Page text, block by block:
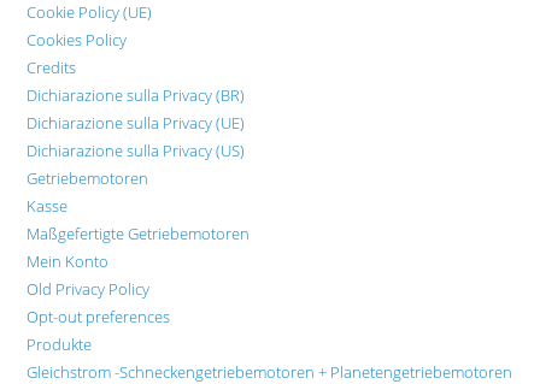
Cookie Policy (UE)
Cookies Policy
Credits
Dichiarazione sulla Privacy (BR)
Dichiarazione sulla Privacy (UE)
Dichiarazione sulla Privacy (US)
Getriebemotoren
Kasse
Maßgefertigte Getriebemotoren
Mein Konto
Old Privacy Policy
Opt-out preferences
Produkte
Gleichstrom -Schneckengetriebemotoren + Planetengetriebemotoren